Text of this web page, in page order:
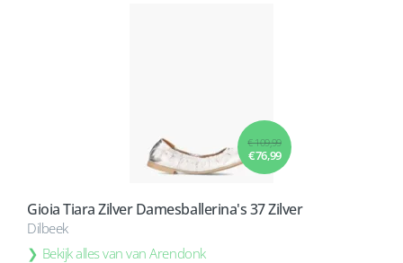
€ 109,99
€ 76,99
Gioia Tiara Zilver Damesballerina's 37 Zilver
Dilbeek
Bekijk alles van van Arendonk